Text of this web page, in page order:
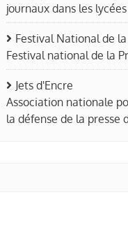
journaux dans les lycées
Festival National de la
Festival national de la
Jets d'Encre
Association nationale
la défense de la presse